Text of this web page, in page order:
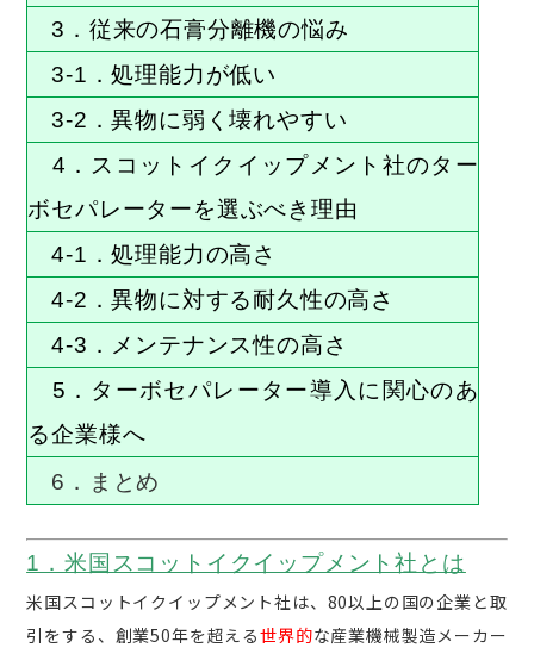
3． 従来の石膏分離機の悩み
3-1．処理能力が低い
3-2．異物に弱く壊れやすい
4．スコットイクイップメント社のター
ボセパレーターを選ぶべき理由
4-1．処理能力の高さ
4-2．異物に対する耐久性の高さ
4-3．メンテナンス性の高さ
5．ターボセパレーター導入に関心のあ
る企業様へ
6．まとめ
1．米国スコットイクイップメント社とは
米国スコットイクイップメント社は、80以上の国の企業と取
引をする、創業50年を超える世界的な産業機械製造メーカー